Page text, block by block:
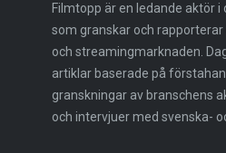
Filmtopp är en ledande aktör
som granskar och
och streamingmarknaden.
artiklar baserade på
granskningar av branschens
och intervjuer med svenska-